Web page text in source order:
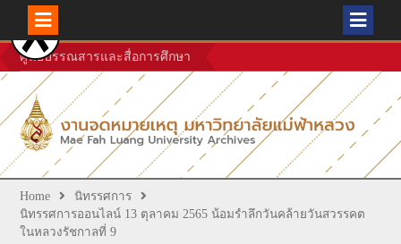
Skip
to
content
ศูนย์บรรณสารและสื่อการศึกษา
Home
นิทรรศการ
นิทรรศการออนไลน์ 13 ตุลาคม 2565 น้อมรำลึกวันคล้ายวันสวรรคต
ในหลวงรัชกาลที่ 9